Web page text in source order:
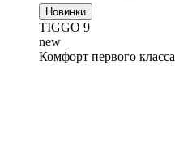
Новинки
TIGGO 9
new
Комфорт первого класса